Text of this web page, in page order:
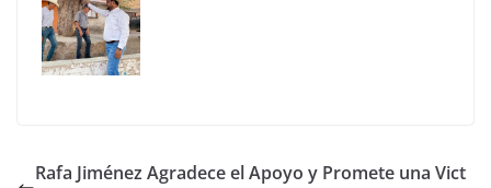
Rafa Jiménez Agradece el Apoyo y Promete una Vict